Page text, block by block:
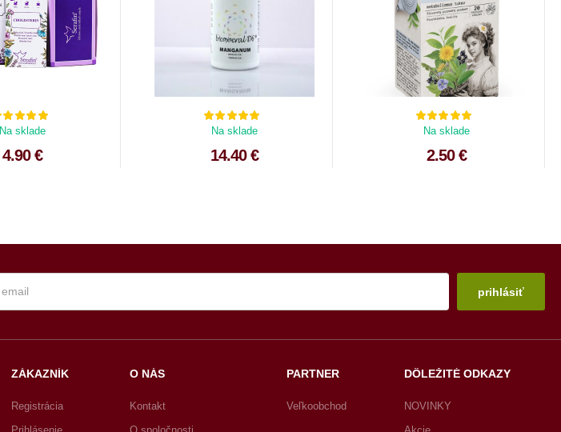
Na sklade
4.90 €
Na sklade
14.40 €
Na sklade
2.50 €
prihlásiť
ZÁKAZNÍK
Registrácia
O NÁS
Kontakt
PARTNER
Veľkoobchod
DÔLEŽITÉ ODKAZY
NOVINKY